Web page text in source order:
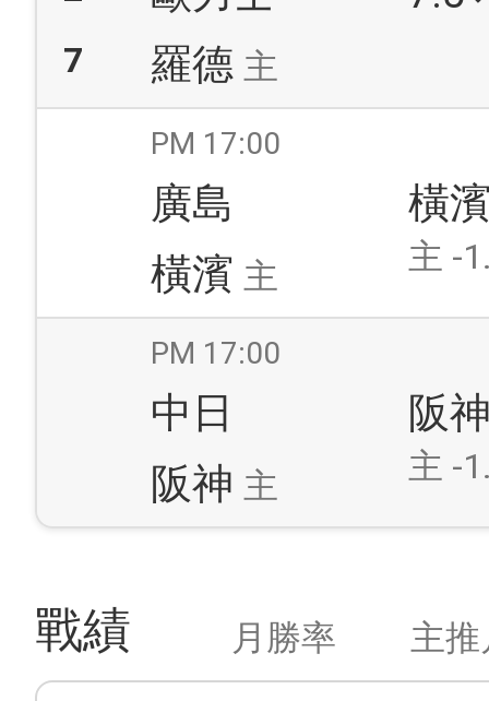
7 羅德 主
PM 17:00
廣島
橫濱 主
橫
主 -
PM 17:00
中日
阪神 主
阪
主 -
戰績 月勝率 主